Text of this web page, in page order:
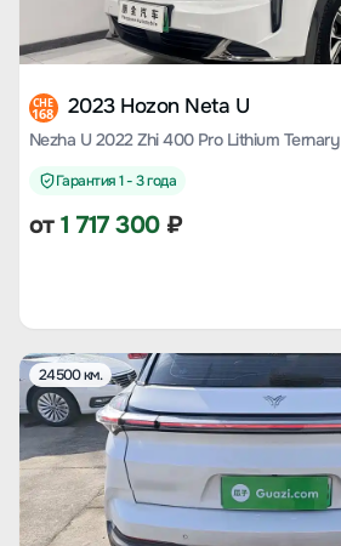
CHE
168 2023 Hozon Neta U
Nezha U 2022 Zhi 400 Pro Lithium Ternary
Гарантия 1 - 3 года
от1 717 300₽
24500 км.